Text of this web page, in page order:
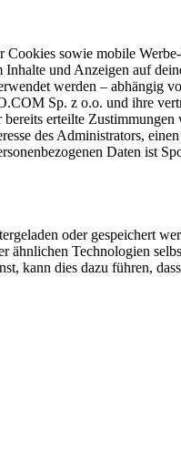
sowie mobile
und Anzeigen auf
werden – abhängig
Sp. z o.o. und ihre
erteilte
des Administrators,
Daten ist
oder gespeichert
Technologien
kann dies dazu führen,